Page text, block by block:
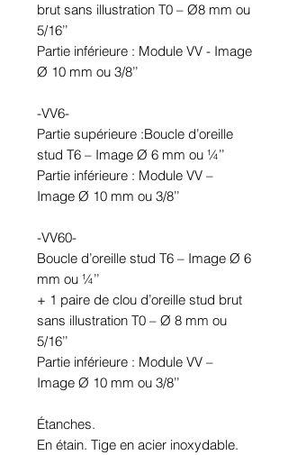
brut sans illustration T0 – Ø8 mm ou
5/16’’
Partie inférieure : Module VV - Image
Ø 10 mm ou 3/8’’
-VV6-
Partie supérieure :Boucle d’oreille
stud T6 – Image Ø 6 mm ou ¼’’
Partie inférieure : Module VV –
Image Ø 10 mm ou 3/8’’
-VV60-
Boucle d’oreille stud T6 – Image Ø 6
mm ou ¼’’
+ 1 paire de clou d’oreille stud brut
sans illustration T0 – Ø 8 mm ou
5/16’’
Partie inférieure : Module VV –
Image Ø 10 mm ou 3/8’’
Étanches.
En étain. Tige en acier inoxydable.